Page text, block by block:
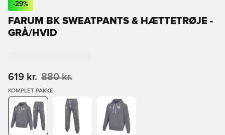
-29%
FARUM BK SWEATPANTS & HÆTTETRØJE -
GRÅ/HVID
619 kr. 880 kr.
KOMPLET PAKKE